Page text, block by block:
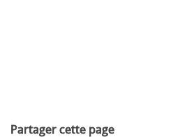
Partager cette page